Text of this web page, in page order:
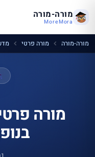
מורה-מורה
MoreMora
מורה-מורה מורה פרטי
מורה